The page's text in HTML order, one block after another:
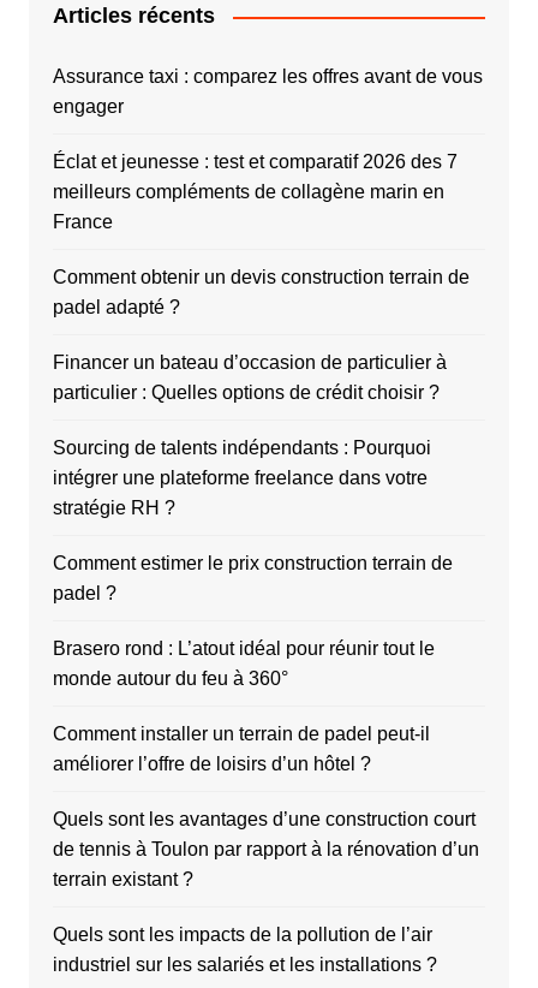
Articles récents
Assurance taxi : comparez les offres avant de vous
engager
Éclat et jeunesse : test et comparatif 2026 des 7
meilleurs compléments de collagène marin en
France
Comment obtenir un devis construction terrain de
padel adapté ?
Financer un bateau d’occasion de particulier à
particulier : Quelles options de crédit choisir ?
Sourcing de talents indépendants : Pourquoi
intégrer une plateforme freelance dans votre
stratégie RH ?
Comment estimer le prix construction terrain de
padel ?
Brasero rond : L’atout idéal pour réunir tout le
monde autour du feu à 360°
Comment installer un terrain de padel peut-il
améliorer l’offre de loisirs d’un hôtel ?
Quels sont les avantages d’une construction court
de tennis à Toulon par rapport à la rénovation d’un
terrain existant ?
Quels sont les impacts de la pollution de l’air
industriel sur les salariés et les installations ?